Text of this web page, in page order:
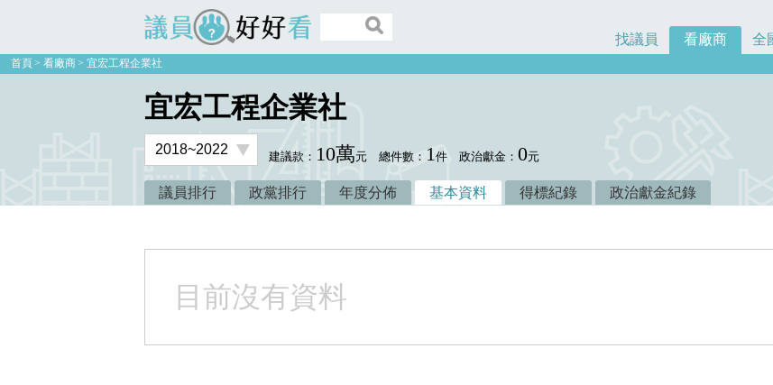
議員好好看
找議員 看廠商 全
首頁 看廠商 宜宏工程企業社
宜宏工程企業社
建議款： 10萬元 總件數： 1件 政治獻金：0元
議員排行 政黨排行 年度分佈 基本資料 得標紀錄 政治獻金紀錄
目前沒有資料